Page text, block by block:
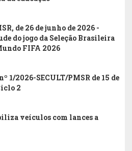
de 26 de junho de 2026 -
do jogo da Seleção Brasileira
FIFA 2026
1/2026-SECULT/PMSR de 15 de
2
veículos com lances a